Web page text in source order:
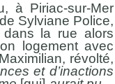
à Piriac-sur-Mer
Sylviane Police,
la rue alors
logement avec
révolté,
et d’inactions